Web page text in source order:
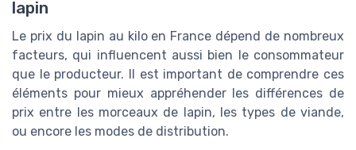
lapin
Le prix du lapin au kilo en France dépend de nombreux
facteurs, qui influencent aussi bien le consommateur
que le producteur. Il est important de comprendre ces
éléments pour mieux appréhender les différences de
prix entre les morceaux de lapin, les types de viande,
ou encore les modes de distribution.